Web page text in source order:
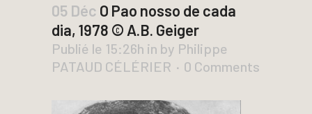
05 Déc O Pao nosso de cada
dia, 1978 © A.B. Geiger
Publié le 15:26h in by Philippe
PATAUD CÉLÉRIER
0 Comments